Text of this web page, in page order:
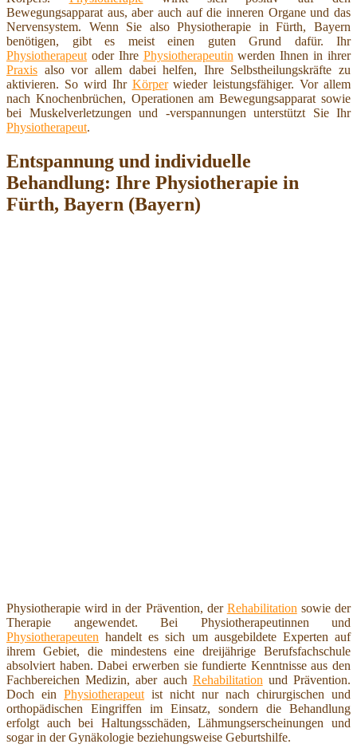
Bewegungsapparat aus, aber auch auf die inneren Organe und das
Nervensystem. Wenn Sie also Physiotherapie in Fürth, Bayern
benötigen, gibt es meist einen guten Grund dafür. Ihr
Physiotherapeut oder Ihre Physiotherapeutin werden Ihnen in ihrer
Praxis also vor allem dabei helfen, Ihre Selbstheilungskräfte zu
aktivieren. So wird Ihr Körperwieder leistungsfähiger. Vor allem
nach Knochenbrüchen, Operationen am Bewegungsapparat sowie
bei Muskelverletzungen und -verspannungen unterstützt Sie Ihr
Physiotherapeut.
Entspannung und individuelle
Behandlung: Ihre Physiotherapie in
Fürth, Bayern (Bayern)
Physiotherapie wird in der Prävention, der Rehabilitation sowie der
Therapie angewendet. Bei Physiotherapeutinnen und
Physiotherapeuten handelt es sich um ausgebildete Experten auf
ihrem Gebiet, die mindestens eine dreijährige Berufsfachschule
absolviert haben. Dabei erwerben sie fundierte Kenntnisse aus den
Fachbereichen Medizin, aber auch Rehabilitation und Prävention.
Doch ein Physiotherapeut ist nicht nur nach chirurgischen und
orthopädischen Eingriffen im Einsatz, sondern die Behandlung
erfolgt auch bei Haltungsschäden, Lähmungserscheinungen und
sogar in der Gynäkologie beziehungsweise Geburtshilfe.